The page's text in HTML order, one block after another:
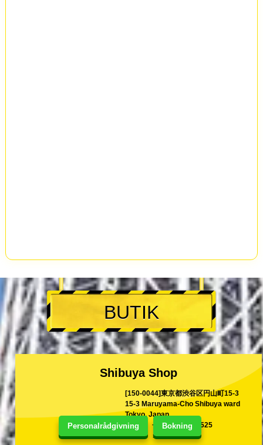
Personalrådgivning Bokning
BUTIK
Shibuya Shop
[150-0044]東京都渋谷区円山町15-3
15-3 Maruyama-Cho Shibuya ward
Tokyo, Japan
TEL
+81-80-9999-2525
E-post
shina@kart.st